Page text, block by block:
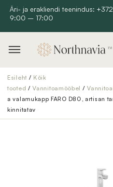
Skip
content
Äri- ja erakliendi teenindus:
9:00 – 17:00
Esileht / Kõik
tooted /Vannitoamööbel /
a valamukapp FARO D80, artisan
kinnitatav